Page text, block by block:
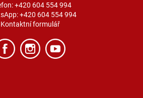
+420 604 554 994
+420 604 554 994
Kontaktní formulář